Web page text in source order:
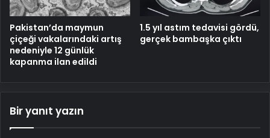
Pakistan’da maymun
çiçeği vakalarındaki artış
nedeniyle 12 günlük
kapanma ilan edildi
1.5 yıl astım tedavisi gördü,
gerçek bambaşka çıktı
Bir yanıt yazın